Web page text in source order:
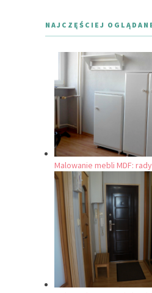
NAJCZĘŚCIEJ
Malowanie mebli MDF: